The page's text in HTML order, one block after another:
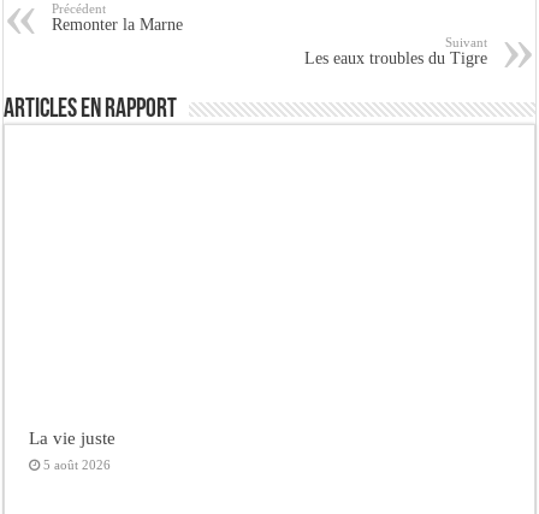
Précédent
Remonter la Marne
Suivant
Les eaux troubles du Tigre
Articles en rapport
La vie juste
5 août 2026